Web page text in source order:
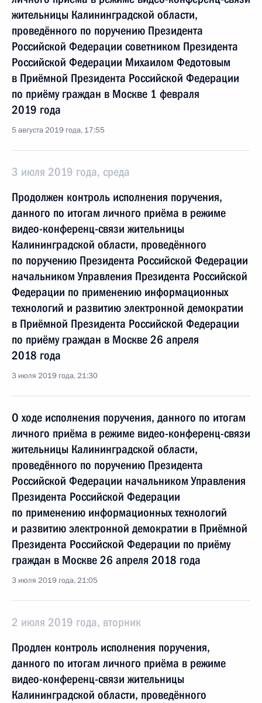
жительницы Калининградской области,
проведённого по поручению Президента
Российской Федерации советником Президента
Российской Федерации Михаилом Федотовым
в Приёмной Президента Российской Федерации
по приёму граждан в Москве 1 февраля
2019 года
5 августа 2019 года, 17:55
3 июля 2019 года, среда
Продолжен контроль исполнения поручения,
данного по итогам личного приёма в режиме
видео-конференц-связи жительницы
Калининградской области, проведённого
по поручению Президента Российской Федерации
начальником Управления Президента Российской
Федерации по применению информационных
технологий и развитию электронной демократии
в Приёмной Президента Российской Федерации
по приёму граждан в Москве 26 апреля
2018 года
3 июля 2019 года, 21:30
О ходе исполнения поручения, данного по итогам
личного приёма в режиме видео-конференц-связи
жительницы Калининградской области,
проведённого по поручению Президента
Российской Федерации начальником Управления
Президента Российской Федерации
по применению информационных технологий
и развитию электронной демократии в Приёмной
Президента Российской Федерации по приёму
граждан в Москве 26 апреля 2018 года
3 июля 2019 года, 21:05
2 июля 2019 года, вторник
Продлен контроль исполнения поручения,
данного по итогам личного приёма в режиме
видео-конференц-связи жительницы
Калининградской области, проведённого